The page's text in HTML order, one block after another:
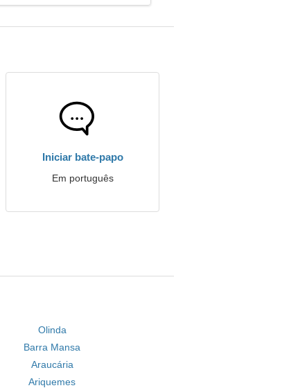
Iniciar bate-papo
Em português
Olinda
Barra Mansa
Araucária
Ariquemes